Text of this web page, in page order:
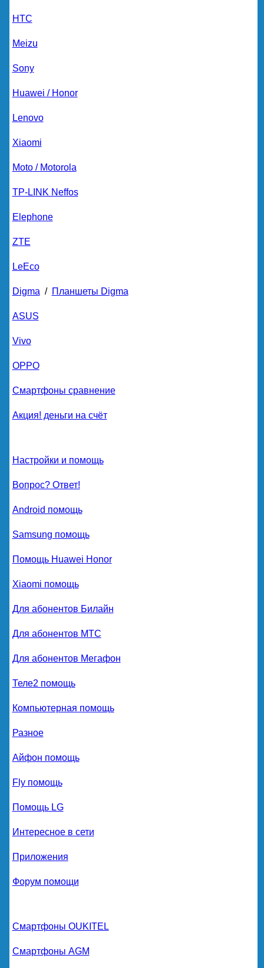
HTC
Meizu
Sony
Huawei / Honor
Lenovo
Xiaomi
Moto / Motorola
TP-LINK Neffos
Elephone
ZTE
LeEco
Digma/ Планшеты Digma
ASUS
Vivo
OPPO
Смартфоны сравнение
Акция! деньги на счёт
Настройки и помощь
Вопрос? Ответ!
Android помощь
Samsung помощь
Помощь Huawei Honor
Xiaomi помощь
Для абонентов Билайн
Для абонентов МТС
Для абонентов Мегафон
Теле2 помощь
Компьютерная помощь
Разное
Айфон помощь
Fly помощь
Помощь LG
Интересное в сети
Приложения
Форум помощи
Смартфоны OUKITEL
Смартфоны AGM